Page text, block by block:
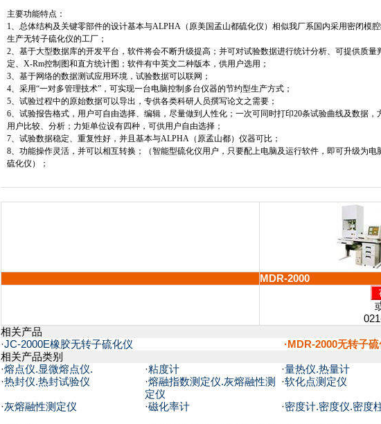
主要功能特点：
1、总体结构及关键零部件的设计基本与ALPHA （原美国孟山都硫化仪）相似我厂系国内采用密闭模
生产无转子硫化仪的工厂；
2、基于大型数据库的开发平台，软件将会不断升级提高；并可对试验数据进行统计分析、可提供质量
定、X-Rm控制图和直方统计图；软件有中英文二种版本，供用户选用；
3、基于网络的数据测试应用环境，试验数据可以联网；
4、采用“一对多管理技术”，可实现一台电脑控制多台仪器的节约型生产方式；
5、试验过程中的原始数据可以导出，专供各类科研人员撰写论文之需要；
6、试验报告格式，用户可自由选择、编辑，尽量做到人性化；一次可同时打印20条试验曲线及数据，
用户比较、分析；力矩单位设有四种，可供用户自由选择；
7、试验数据稳定、重复性好，并且基本与ALPHA （原孟山都）仪器可比；
8、功能操作灵活，并可以相互转换；（智能型硫化仪用户，只要配上电脑及运行软件，即可升级为电
硫化仪）；
MDR-2000
相关产品
·JC-2000E橡胶无转子硫化仪
·MDR-2000无转子硫
相关产品类别
·熔点仪.显微熔点仪. ·粘度计 ·量热仪.热量计
·热封仪.热封试验仪 ·熔融指数测定仪.灰熔融性测
定仪
·软化点测定仪
·灰熔融性测定仪 ·磁化率计 ·密度计.密度仪.密度